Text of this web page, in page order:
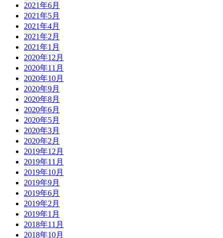
2021年6月
2021年5月
2021年4月
2021年2月
2021年1月
2020年12月
2020年11月
2020年10月
2020年9月
2020年8月
2020年6月
2020年5月
2020年3月
2020年2月
2019年12月
2019年11月
2019年10月
2019年9月
2019年6月
2019年2月
2019年1月
2018年11月
2018年10月